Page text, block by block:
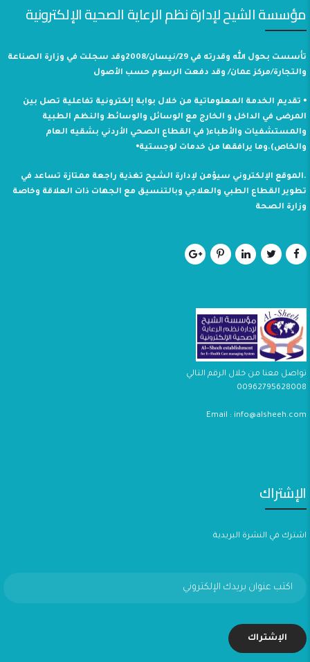
مؤسسة الشيح لإدارة نظم الرعاية الصحية الإلكترونية
تأسست بحول الله وقدرته في 29/نيسان/2008وقد سجلت في وزارة الصناعة
والتجارة/مركز عمان/ وقد دفعت الرسوم حسب الأصول
⦁ تقديم الخدمة المعلوماتية من خلال بوابة إلكترونية تفاعلية تصل بين
المرضى في الداخل و الخارج مع الوسائل والوسائط والنظم الطبية
والمستشفيات والأطباء( في القطاع الصحي الأردني بشقيه العام
والخاص).وما يرافقها من خدمات لوجستية⦁
.الموقع الإلكتروني سيؤمن لإدارة الشيح تغذية راجعة ممتازة تساعد في
تطوير القطاع الطبي والعلاجي وبالتنسيق مع الجهات ذات العلاقة وخاصة
وزارة الصحة
تواصل معنا من خلال الرقم التالي
00962795628008
Email : info@alsheeh.com
الإشتراك
اشترك في النشرة البريدية